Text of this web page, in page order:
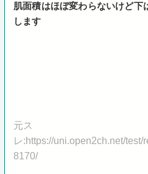
肌面積はほぼ変わらないけど下
します
元ス
レ:https://uni.open2ch.net/test/
8170/